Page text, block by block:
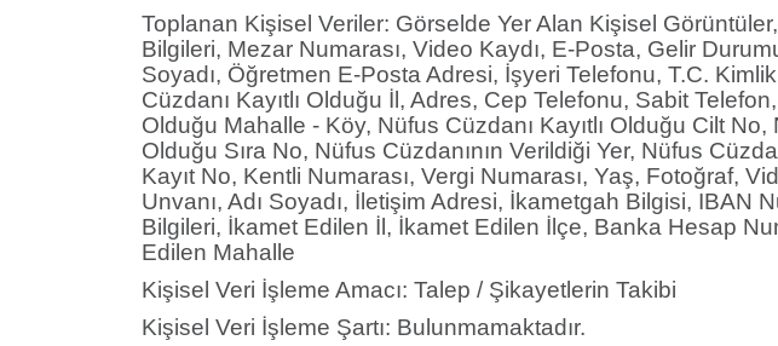
Toplanan Kişisel Veriler: Görselde Yer Alan Kişisel
Bilgileri, Mezar Numarası, Video Kaydı, E-Posta, Gelir
Soyadı, Öğretmen E-Posta Adresi, İşyeri Telefonu, T.C.
Cüzdanı Kayıtlı Olduğu İl, Adres, Cep Telefonu, Sabit
Olduğu Mahalle - Köy, Nüfus Cüzdanı Kayıtlı Olduğu Cilt No,
Olduğu Sıra No, Nüfus Cüzdanının Verildiği Yer, Nüfus
Kayıt No, Kentli Numarası, Vergi Numarası, Yaş, Fotoğraf,
Unvanı, Adı Soyadı, İletişim Adresi, İkametgah Bilgisi, IBAN
Bilgileri, İkamet Edilen İl, İkamet Edilen İlçe, Banka Hesap
Edilen Mahalle
Kişisel Veri İşleme Amacı: Talep / Şikayetlerin Takibi
Kişisel Veri İşleme Şartı: Bulunmamaktadır.